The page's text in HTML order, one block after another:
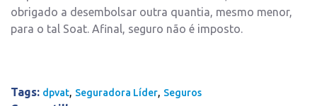
obrigado a desembolsar outra quantia, mesmo menor,
para o tal Soat. Afinal, seguro não é imposto.
Tags: dpvat, Seguradora Líder, Seguros